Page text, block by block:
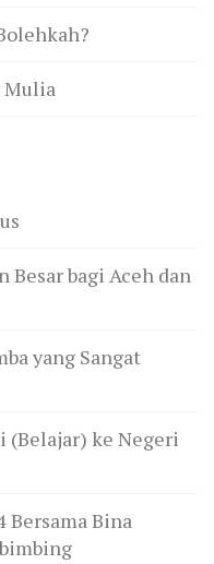
Mulia
Besar bagi Aceh dan
yang Sangat
(Belajar) ke Negeri
Bersama Bina